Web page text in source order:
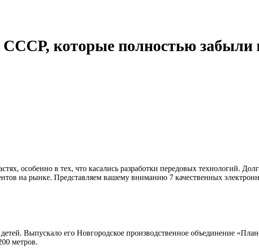
которые полностью забыли
особенно в тех, что касались разработки передовых технологий.
на рынке. Представляем вашему вниманию 7 качественных
Выпускало его Новгородское производственное объединение
метров.